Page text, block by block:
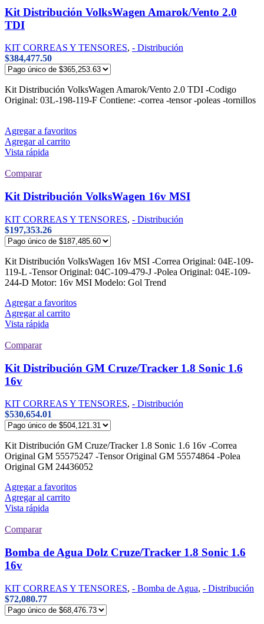
Kit Distribución VolksWagen Amarok/Vento 2.0
TDI
KIT CORREAS Y TENSORES, - Distribución
$384,477.50
Kit Distribución VolksWagen Amarok/Vento 2.0 TDI -Codigo
Original: 03L-198-119-F Contiene: -correa -tensor -poleas -tornillos
Agregar a favoritos
Agregar al carrito
Vista rápida
Comparar
Kit Distribución VolksWagen 16v MSI
KIT CORREAS Y TENSORES, - Distribución
$197,353.26
Kit Distribución VolksWagen 16v MSI -Correa Original: 04E-109-
119-L -Tensor Original: 04C-109-479-J -Polea Original: 04E-109-
244-D Motor: 16v MSI Modelo: Gol Trend
Agregar a favoritos
Agregar al carrito
Vista rápida
Comparar
Kit Distribución GM Cruze/Tracker 1.8 Sonic 1.6
16v
KIT CORREAS Y TENSORES, - Distribución
$530,654.01
Kit Distribución GM Cruze/Tracker 1.8 Sonic 1.6 16v -Correa
Original GM 55575247 -Tensor Original GM 55574864 -Polea
Original GM 24436052
Agregar a favoritos
Agregar al carrito
Vista rápida
Comparar
Bomba de Agua Dolz Cruze/Tracker 1.8 Sonic 1.6
16v
KIT CORREAS Y TENSORES, - Bomba de Agua, - Distribución
$72,080.77